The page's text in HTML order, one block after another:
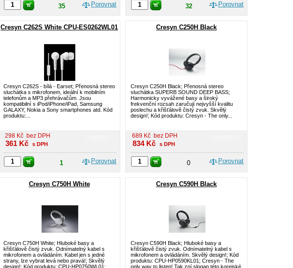
Porovnat
35 Porovnat
32
Cresyn C262S White CPU-ES0262WL01
Cresyn C262S - bílá - Earset; Přenosná stereo
sluchátka s mikrofonem, ideální k mobilním
telefonům a MP3 přehrávačům. Jsou
kompatibilní s iPod/iPhone/iPad, Samsung
GALAXY, Nokia a Sony smartphones atd. Kód
produktu:...
298 Kč bez DPH
361 Kč s DPH
Porovnat
1
Cresyn C250H Black
Cresyn C250H Black; Přenosná stereo
sluchátka SUPERB SOUND DEEP BASS;
Harmonicky vyvážené basy a široký
frekvenční rozsah zaručují nejvyšší kvalitu
poslechu a křišťálově čistý zvuk. Skvělý
design!; Kód produktu: Cresyn - The only...
689 Kč bez DPH
834 Kč s DPH
Porovnat
0
Cresyn C750H White
Cresyn C750H White; Hluboké basy a
křišťálově čistý zvuk. Odnímatelný kabel s
mikrofonem a ovládáním. Kabel jen s jedné
strany, lze vybrat levá nebo pravá!; Skvělý
design!; Kód produktu: CPU-HP0750WL01;
Cresyn C590H Black
Cresyn C590H Black; Hluboké basy a
křišťálově čistý zvuk. Odnímatelný kabel s
mikrofonem a ovládáním. Skvělý design!; Kód
produktu: CPU-HP0590KL01; Cresyn - The
only way to listen! Tak zní slogan této korejské